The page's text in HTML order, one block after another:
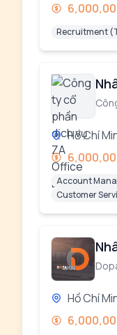
Recruitment
Hồ Chí
Account
Customer
Hồ Chí